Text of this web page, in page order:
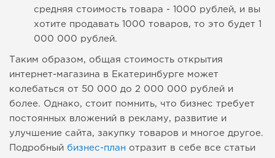
средняя стоимость товара - 1000 рублей, и вы
хотите продавать 1000 товаров, то это будет 1
000 000 рублей.
Таким образом, общая стоимость открытия
интернет-магазина в Екатеринбурге может
колебаться от 50 000 до 2 000 000 рублей и
более. Однако, стоит помнить, что бизнес требует
постоянных вложений в рекламу, развитие и
улучшение сайта, закупку товаров и многое другое.
Подробный бизнес-план отразит в себе все статьи